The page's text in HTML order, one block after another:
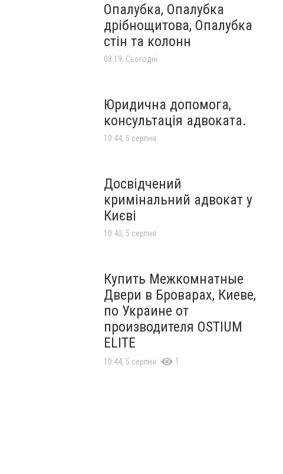
Опалубка, Опалубка
дрібнощитова, Опалубка
стін та колонн
08:19, Сьогодні
Юридична допомога,
консультація адвоката.
10:44, 5 серпня
Досвідчений
кримінальний адвокат у
Києві
10:40, 5 серпня
Купить Межкомнатные
Двери в Броварах, Киеве,
по Украине от
производителя OSTIUM
ELITE
10:44, 5 серпня 1